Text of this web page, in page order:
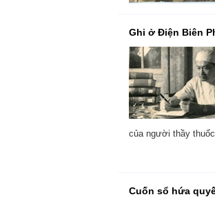
Ghi ở Điện Biên
của người thầy
Cuốn sổ hứa